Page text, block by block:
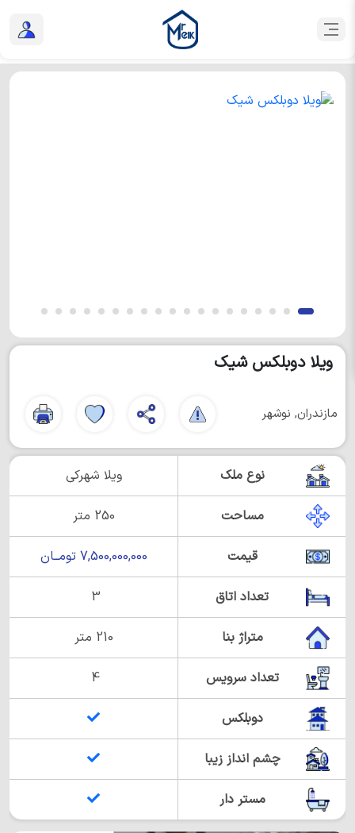
ویلا دوبلکس شیک
مازندران, نوشهر
نوع ملک ویلا شهرکی
مساحت 250 متر
قیمت 7,500,000,000 تومــان
تعداد اتاق 3
متراژ بنا 210 متر
تعداد سرویس 4
دوبلکس
چشم انداز زیبا
مستر دار